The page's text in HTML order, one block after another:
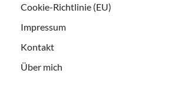
Cookie-Richtlinie (EU)
Impressum
Kontakt
Über mich